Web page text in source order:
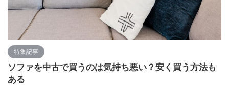
特集記事
ソファを中古で買うのは気持ち悪い？安く買う方法も
ある